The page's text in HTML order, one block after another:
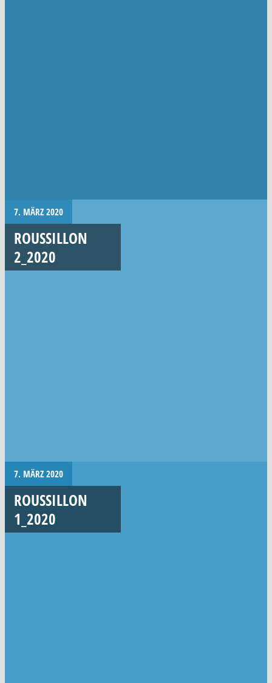
7. MÄRZ 2020
ROUSSILLON
2_2020
7. MÄRZ 2020
ROUSSILLON
1_2020